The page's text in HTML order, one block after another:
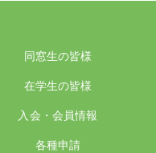
同窓生の皆様
在学生の皆様
入会・会員情報
各種申請